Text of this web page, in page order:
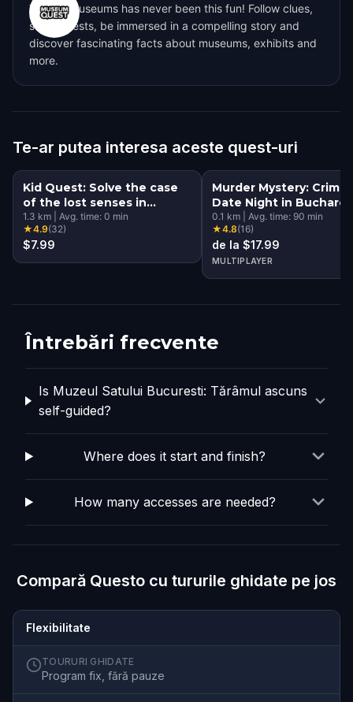
Visiting museums has never been this fun! Follow clues,
solve quests, be immersed in a compelling story and
discover fascinating facts about museums, exhibits and
more.
Te-ar putea interesa aceste quest-uri
Kid Quest: Solve the case
of the lost senses in
Bucharest
1.3 km Avg. time: 0 min
★4.9(32)
$7.99
Murder Mystery: Crime
Date Night in
0.1 km Avg. time: 90 min
★4.8(16)
de la $17.99
MULTIPLAYER
Întrebări frecvente
Is Muzeul Satului Bucuresti: Tărâmul ascuns
self-guided?
Where does it start and finish?
How many accesses are needed?
Compară Questo cu tururile ghidate pe jos
Flexibilitate
TOURURI GHIDATE
Program fix, fără pauze